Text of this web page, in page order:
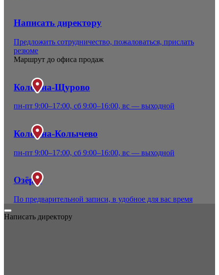
Написать директору
Предложить сотрудничество, пожаловаться, прислать
резюме
Маршрут до офиса продаж
Коломна-Щурово
пн-пт 9:00–17:00, сб 9:00–16:00, вс — выходной
Коломна-Колычево
пн-пт 9:00–17:00, сб 9:00–16:00, вс — выходной
Озёры
По предварительной записи, в удобное для вас время
Написать директору